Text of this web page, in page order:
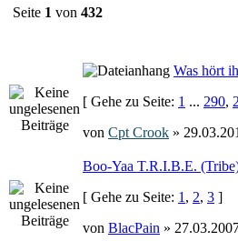
Seite 1 von 432
Was hört
[ Gehe zu Seite: 1 ... 290,
von Cpt Crook »
Boo-Yaa T.R.I.B.E.
[ Gehe zu Seite: 1 , 2, 3 ]
von BlacPain »